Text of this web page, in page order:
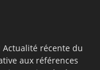
Actualité récente du
aux références